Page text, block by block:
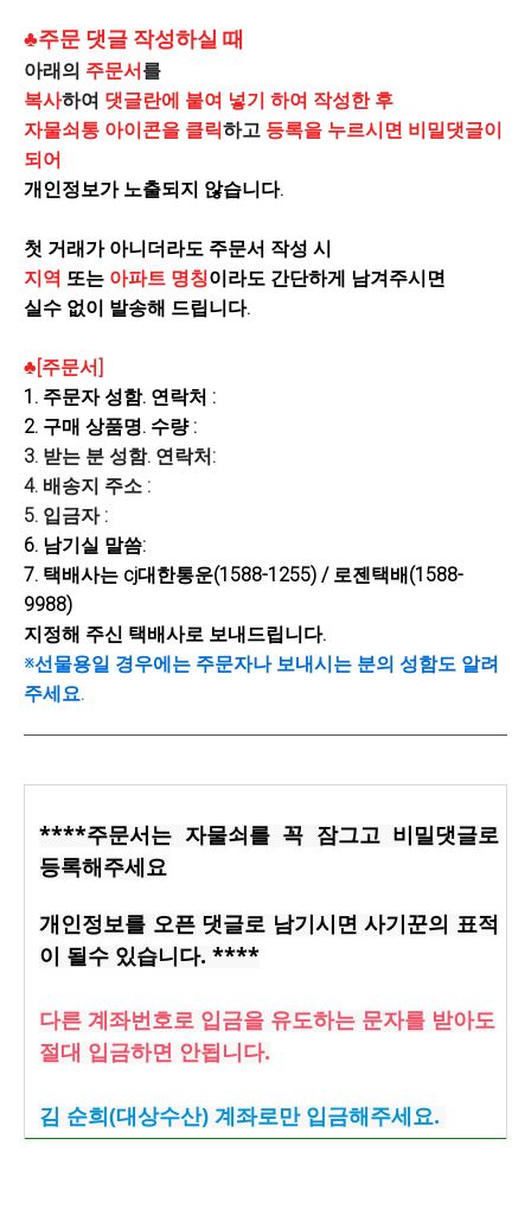
♣주문 댓글 작성하실 때
아래의 주문서를
복사하여 댓글란에 붙여 넣기 하여 작성한 후
자물쇠통 아이콘을 클릭하고 등록을 누르시면 비밀댓글이
되어
개인정보가 노출되지 않습니다.
첫 거래가 아니더라도 주문서 작성 시
지역 또는 아파트 명칭이라도 간단하게 남겨주시면
실수 없이 발송해 드립니다.
♣[주문서]
1. 주문자성함. 연락처 :
2. 구매 상품명. 수량 :
3. 받는 분 성함. 연락처:
4. 배송지 주소 :
5. 입금자 :
6. 남기실 말씀:
7. 택배사는 cj대한통운(1588-1255) / 로젠택배(1588-
9988)
지정해 주신 택배사로 보내드립니다.
※선물용일 경우에는 주문자나 보내시는 분의 성함도 알려
주세요.
****주문서는 자물쇠를 꼭 잠그고 비밀댓글로
등록해주세요
개인정보를 오픈 댓글로 남기시면 사기꾼의 표적
이 될수 있습니다. ****
다른 계좌번호로 입금을 유도하는 문자를 받아도
절대 입금하면 안됩니다.
김 순희(대상수산) 계좌로만 입금해주세요.